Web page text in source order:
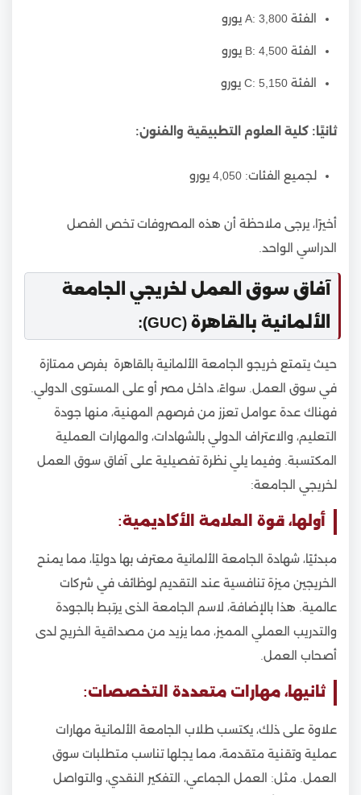
الفئة A: 3,800 يورو
الفئة B: 4,500 يورو
الفئة C: 5,150 يورو
ثانيًا: كلية العلوم التطبيقية والفنون:
لجميع الفئات: 4,050 يورو
أخيرًا، يرجى ملاحظة أن هذه المصروفات تخص الفصل
الدراسي الواحد.
آفاق سوق العمل لخريجي الجامعة
الألمانية بالقاهرة (GUC):
حيث يتمتع خريجو الجامعة الألمانية بالقاهرة بفرص ممتازة
في سوق العمل. سواءً، داخل مصر أو على المستوى الدولي.
فهناك عدة عوامل تعزز من فرصهم المهنية، منها جودة
التعليم، والاعتراف الدولي بالشهادات، والمهارات العملية
المكتسبة. وفيما يلي نظرة تفصيلية على آفاق سوق العمل
لخريجي الجامعة:
أولها، قوة العلامة الأكاديمية:
مبدئيًا، شهادة الجامعة الألمانية معترف بها دوليًا، مما يمنح
الخريجين ميزة تنافسية عند التقديم لوظائف في شركات
عالمية. هذا بالإضافة، لاسم الجامعة الذى يرتبط بالجودة
والتدريب العملي المميز، مما يزيد من مصداقية الخريج لدى
أصحاب العمل.
ثانيها، مهارات متعددة التخصصات:
علاوة على ذلك، يكتسب طلاب الجامعة الألمانية مهارات
عملية وتقنية متقدمة، مما يجلها تناسب متطلبات سوق
العمل. مثل: العمل الجماعي، التفكير النقدي، والتواصل